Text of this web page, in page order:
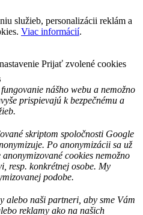
služieb, personalizácii reklám a
Viac informácií.
Prijať zvolené cookies
nášho webu a nemožno
prispievajú k bezpečnému a
skriptom spoločnosti Google
Po anonymizácii sa už
cookies nemožno
resp. konkrétnej osobe. My
podobe.
alebo naši partneri, aby sme Vám
reklamy ako na našich